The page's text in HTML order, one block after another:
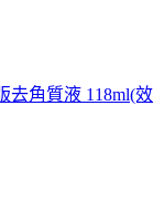
去角質液 118ml(效